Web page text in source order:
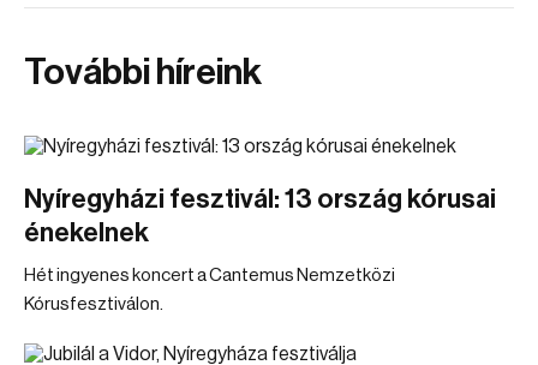
További híreink
Nyíregyházi fesztivál: 13 ország kórusai
énekelnek
Hét ingyenes koncert a Cantemus Nemzetközi
Kórusfesztiválon.